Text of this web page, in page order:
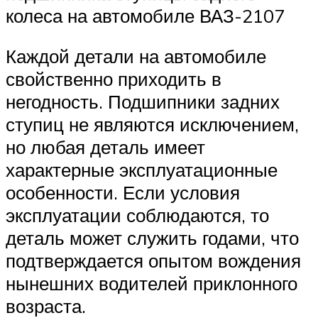
колеса на автомобиле ВАЗ-2107
Каждой детали на автомобиле
свойственно приходить в
негодность. Подшипники задних
ступиц не являются исключением,
но любая деталь имеет
характерные эксплуатационные
особенности. Если условия
эксплуатации соблюдаются, то
деталь может служить годами, что
подтверждается опытом вождения
нынешних водителей приклонного
возраста.